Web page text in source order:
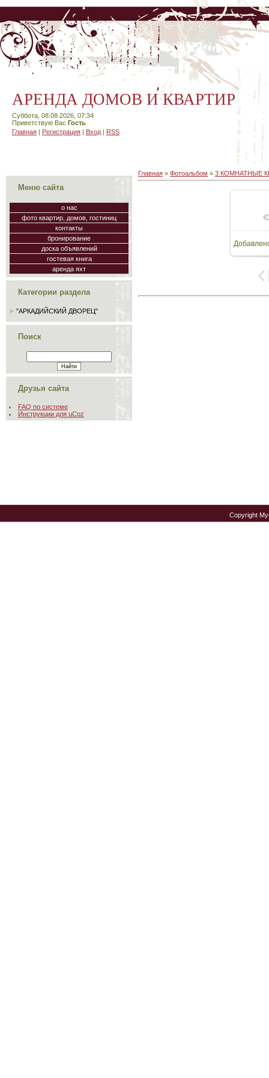
АРЕНДА ДОМОВ И КВАРТИР
Суббота, 08.08.2026, 07:34
Приветствую Вас Гость
Главная | Регистрация | Вход | RSS
Меню сайта
о нас
фото квартир, домов, гостиниц
контакты
бронирование
доска объявлений
гостевая книга
аренда яхт
Категории раздела
"АРКАДИЙСКИЙ ДВОРЕЦ"
Поиск
Друзья сайта
FAQ по системе
Инструкции для uCoz
Главная » Фотоальбом » 3 КОМНАТНЫЕ
Copyright